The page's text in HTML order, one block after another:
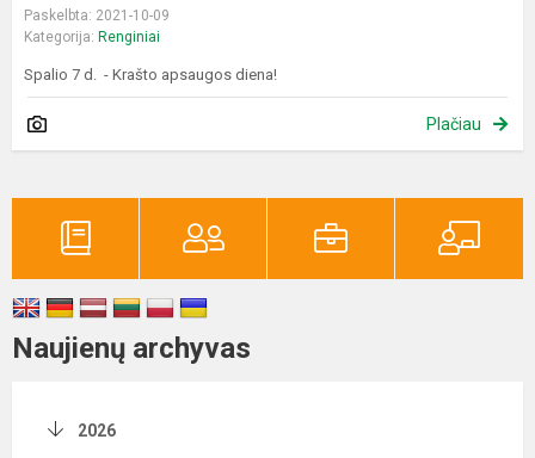
Paskelbta: 2021-10-09
Kategorija: Renginiai
Spalio 7 d. - Krašto apsaugos diena!
Plačiau
Naujienų archyvas
2026